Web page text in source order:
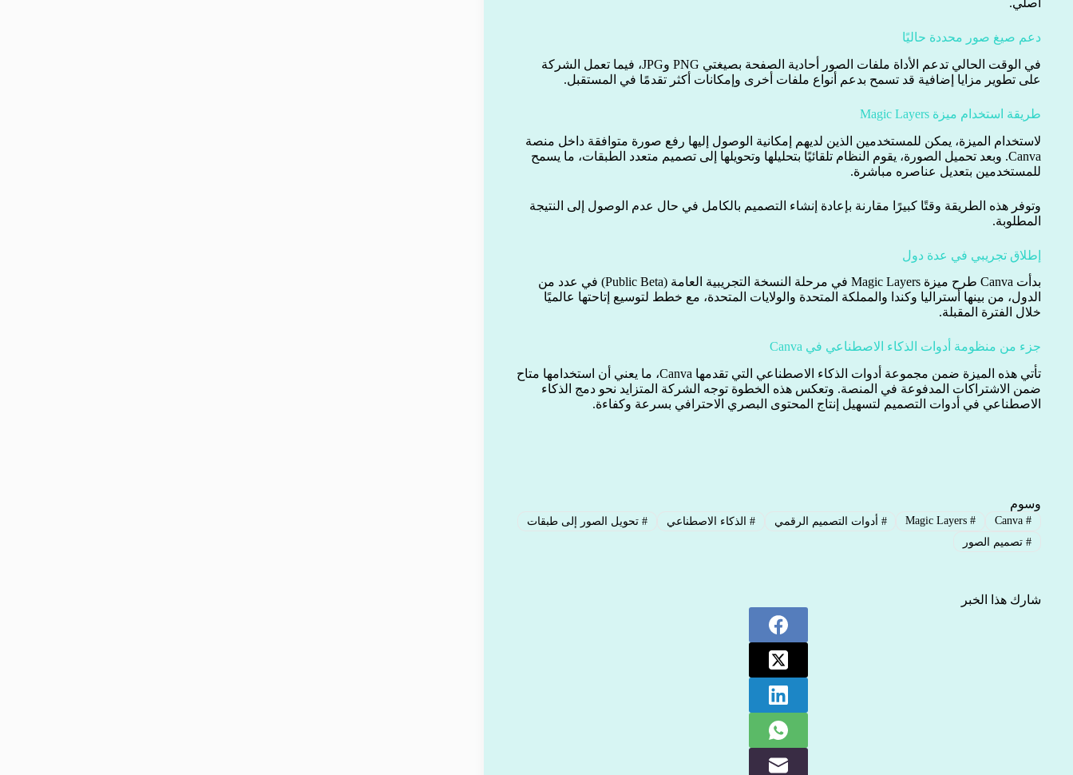
أصلي.
دعم صيغ صور محددة حاليًا
في الوقت الحالي تدعم الأداة ملفات الصور أحادية الصفحة بصيغتي PNG وJPG، فيما تعمل الشركة
على تطوير مزايا إضافية قد تسمح بدعم أنواع ملفات أخرى وإمكانات أكثر تقدمًا في المستقبل.
طريقة استخدام ميزة Magic Layers
لاستخدام الميزة، يمكن للمستخدمين الذين لديهم إمكانية الوصول إليها رفع صورة متوافقة داخل منصة
Canva. وبعد تحميل الصورة، يقوم النظام تلقائيًا بتحليلها وتحويلها إلى تصميم متعدد الطبقات، ما يسمح
للمستخدمين بتعديل عناصره مباشرة.
وتوفر هذه الطريقة وقتًا كبيرًا مقارنة بإعادة إنشاء التصميم بالكامل في حال عدم الوصول إلى النتيجة
المطلوبة.
إطلاق تجريبي في عدة دول
بدأت Canva طرح ميزة Magic Layers في مرحلة النسخة التجريبية العامة (Public Beta) في عدد من
الدول، من بينها أستراليا وكندا والمملكة المتحدة والولايات المتحدة، مع خطط لتوسيع إتاحتها عالميًا
خلال الفترة المقبلة.
جزء من منظومة أدوات الذكاء الاصطناعي في Canva
تأتي هذه الميزة ضمن مجموعة أدوات الذكاء الاصطناعي التي تقدمها Canva، ما يعني أن استخدامها متاح
ضمن الاشتراكات المدفوعة في المنصة. وتعكس هذه الخطوة توجه الشركة المتزايد نحو دمج الذكاء
الاصطناعي في أدوات التصميم لتسهيل إنتاج المحتوى البصري الاحترافي بسرعة وكفاءة.
وسوم
#
Canva
#
Magic Layers
# أدوات التصميم الرقمي # الذكاء الاصطناعي # تحويل الصور إلى طبقات
#تصميم الصور
شارك هذا الخبر